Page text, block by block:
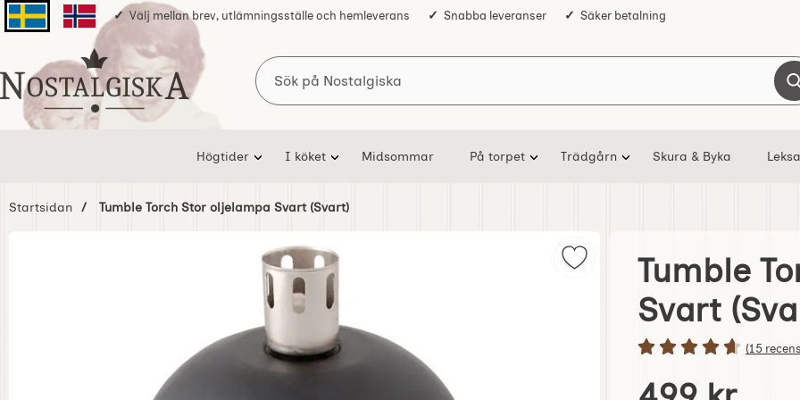
Svenska sidanNorska sidan
Välj mellan brev, utlämningsställe och hemleverans Snabba leveranser Säker betalning
Startsidan för Nostalgiska
Sök
Högtider I köket Midsommar På torpet Trädgårn Skura & Byka
Startsidan Tumble Torch Stor oljelampa Svart (Svart)
Markera tumble Torch Stor
Tumble
Svart
Betyg: 4.7
(15
Handla denna produkt